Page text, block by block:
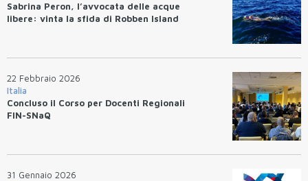
Sabrina Peron, l’avvocata delle acque
libere: vinta la sfida di Robben Island
22 Febbraio 2026
Italia
Concluso il Corso per Docenti Regionali
FIN-SNaQ
31 Gennaio 2026